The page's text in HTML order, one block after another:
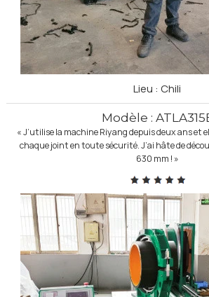
Lieu : Chili
Modèle :
« J’utilise la machine Riyang depuis deux ans et
chaque joint en toute sécurité. J’ai hâte de
630 mm ! »